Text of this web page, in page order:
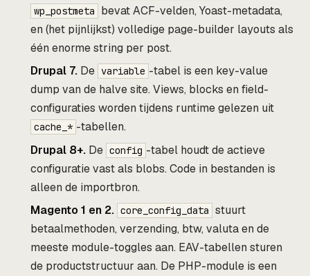
wp_postmeta
bevat ACF-velden, Yoast-metadata,
en (het pijnlijkst) volledige page-builder layouts als
één enorme string per post.
Drupal 7. De variable -tabel is een key-value
dump van de halve site. Views, blocks en field-
configuraties worden tijdens runtime gelezen uit
cache_* -tabellen.
Drupal 8+. De config -tabel houdt de actieve
configuratie vast als blobs. Code in bestanden is
alleen de importbron.
Magento 1 en 2. core_config_data stuurt
betaalmethoden, verzending, btw, valuta en de
meeste module-toggles aan. EAV-tabellen sturen
de productstructuur aan. De PHP-module is een